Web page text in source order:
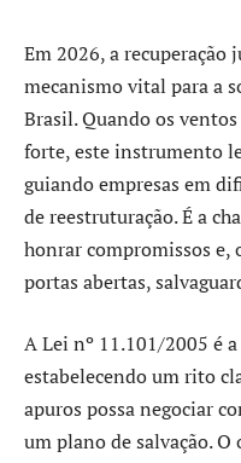
Em 2026, a
mecanismo vital para a
Brasil. Quando os
forte, este instrumento
guiando empresas em
de reestruturação. É a
honrar compromissos
portas abertas,
A Lei nº 11.101/2005 é
estabelecendo um rito
apuros possa negociar
um plano de salvação.